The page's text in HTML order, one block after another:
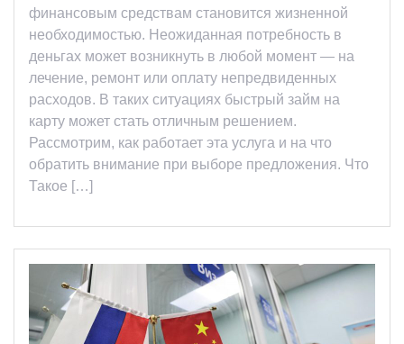
финансовым средствам становится жизненной
необходимостью. Неожиданная потребность в
деньгах может возникнуть в любой момент — на
лечение, ремонт или оплату непредвиденных
расходов. В таких ситуациях быстрый займ на
карту может стать отличным решением.
Рассмотрим, как работает эта услуга и на что
обратить внимание при выборе предложения. Что
Такое […]